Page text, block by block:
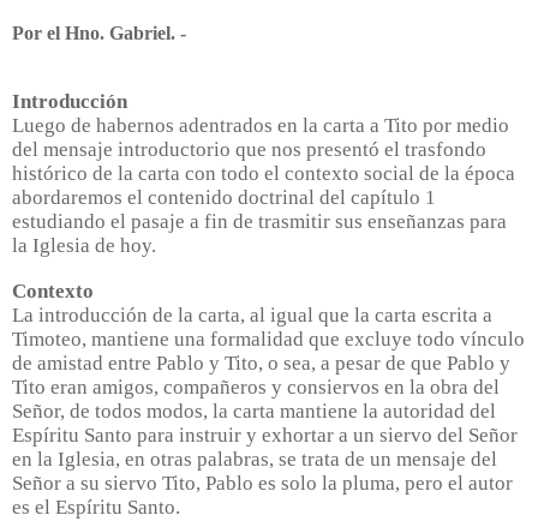
Por el Hno. Gabriel. -
Introducción
Luego de habernos adentrados en la carta a Tito por medio
del mensaje introductorio que nos presentó el trasfondo
histórico de la carta con todo el contexto social de la época
abordaremos el contenido doctrinal del capítulo 1
estudiando el pasaje a fin de trasmitir sus enseñanzas para
la Iglesia de hoy.
Contexto
La introducción de la carta, al igual que la carta escrita a
Timoteo, mantiene una formalidad que excluye todo vínculo
de amistad entre Pablo y Tito, o sea, a pesar de que Pablo y
Tito eran amigos, compañeros y consiervos en la obra del
Señor, de todos modos, la carta mantiene la autoridad del
Espíritu Santo para instruir y exhortar a un siervo del Señor
en la Iglesia, en otras palabras, se trata de un mensaje del
Señor a su siervo Tito, Pablo es solo la pluma, pero el autor
es el Espíritu Santo.